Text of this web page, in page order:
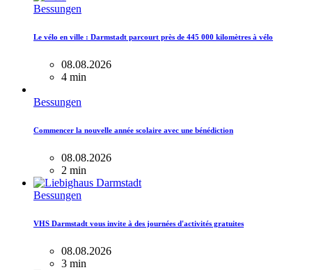
Bessungen
Le vélo en ville : Darmstadt parcourt près de 445 000 kilomètres à vélo
08.08.2026
4 min
Bessungen
Commencer la nouvelle année scolaire avec une bénédiction
08.08.2026
2 min
Bessungen
VHS Darmstadt vous invite à des journées d'activités gratuites
08.08.2026
3 min